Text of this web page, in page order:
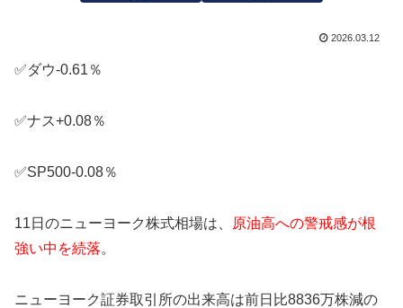
2026.03.12
✅ダウ-0.61％
✅ナス+0.08％
✅SP500-0.08％
11日のニューヨーク株式相場は、
原油高への警戒感が根
強い中を続落。
ニューヨーク証券取引所の出来高は前日比8836万株減の